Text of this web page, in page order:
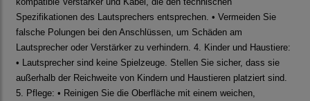
Spezifikationen des Lautsprechers entsprechen. • Vermeiden Sie
falsche Polungen bei den Anschlüssen, um Schäden am
Lautsprecher oder Verstärker zu verhindern. 4. Kinder und Haustiere:
• Lautsprecher sind keine Spielzeuge. Stellen Sie sicher, dass sie
außerhalb der Reichweite von Kindern und Haustieren platziert sind.
5. Pflege: • Reinigen Sie die Oberfläche mit einem weichen,